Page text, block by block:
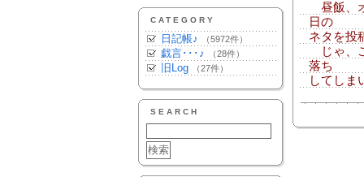
CATEGORY
日記帳♪ （5972件）
戯言･･･♪ （28件）
旧Log （27件）
SEARCH
昼飯、
日の
ネタを投
じゃ、
落ち
してしま